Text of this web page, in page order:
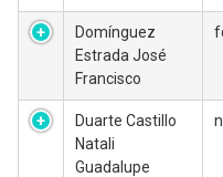
Domínguez
Estrada José
Francisco
Duarte Castillo
Natali
Guadalupe